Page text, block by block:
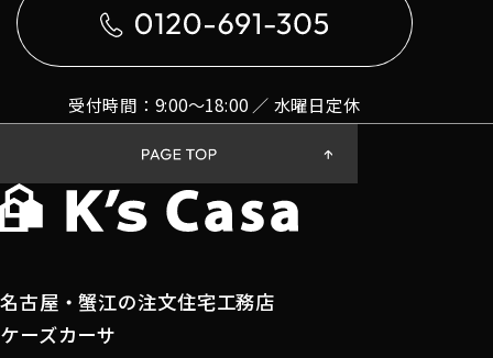
受付時間：9:00〜18:00 ／ 水曜日定休
名古屋・蟹江の注文住宅工務店
ケーズカーサ